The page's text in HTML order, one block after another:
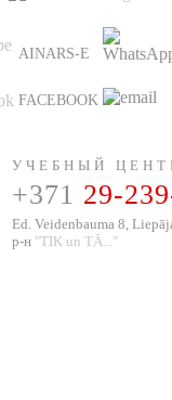
AINARS-E
FACEBOOK
УЧЕБНЫЙ
+371 29-
Ed. Veidenbauma 8,
р-н "TIK un TĀ..."